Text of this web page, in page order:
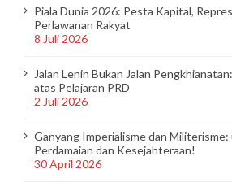
Piala Dunia 2026: Pesta Kapital,
Perlawanan Rakyat
8 Juli 2026
Jalan Lenin Bukan Jalan
atas Pelajaran PRD
2 Juli 2026
Ganyang Imperialisme dan
Perdamaian dan Kesejahteraan!
30 April 2026